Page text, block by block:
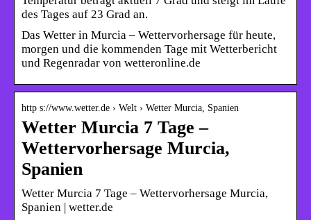
des Tages auf 23 Grad an.
Das Wetter in Murcia – Wettervorhersage für heute,
morgen und die kommenden Tage mit Wetterbericht
und Regenradar von wetteronline.de
http s://www.wetter.de › Welt › Wetter Murcia, Spanien
Wetter Murcia 7 Tage –
Wettervorhersage Murcia,
Spanien
Wetter Murcia 7 Tage – Wettervorhersage Murcia,
Spanien | wetter.de